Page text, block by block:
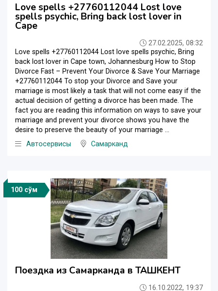
Love spells +27760112044 Lost love
spells psychic, Bring back lost lover in
Cape
27.02.2025, 08:32
Love spells +27760112044 Lost love spells psychic, Bring
back lost lover in Cape town, Johannesburg How to Stop
Divorce Fast – Prevent Your Divorce & Save Your Marriage
+27760112044 To stop your Divorce and Save your
marriage is most likely a task that will not come easy if the
actual decision of getting a divorce has been made. The
fact you are reading this information on ways to save your
marriage and prevent your divorce shows you have the
desire to preserve the beauty of your marriage ...
Автосервисы
Самарканд
100 сўм
Поездка из Самарканда в ТАШКЕНТ
16.10.2022, 19:37